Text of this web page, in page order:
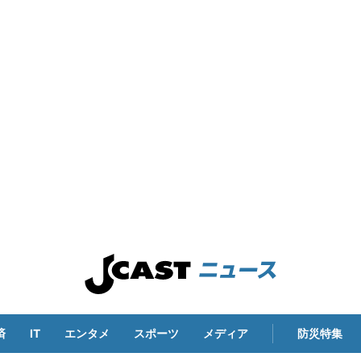
IT エンタメ スポーツ メディア 防災特集